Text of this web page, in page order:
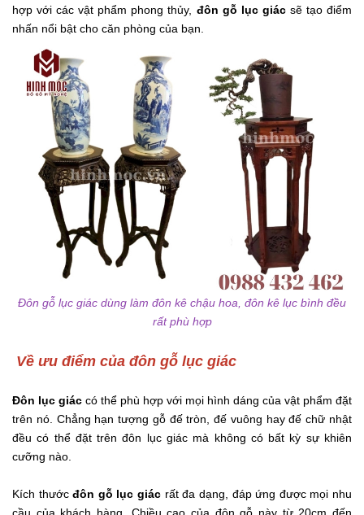
hợp với các vật phẩm phong thủy, đôn gỗ lục giácsẽ tạo điểm
nhấn nổi bật cho căn phòng của bạn.
Đôn gỗ lục giác dùng làm đôn kê chậu hoa, đôn kê lục bình đều
rất phù hợp
Về ưu điểm của đôn gỗ lục giác
Đôn lục giác có thể phù hợp với mọi hình dáng của vật phẩm đặt
trên nó. Chẳng hạn tượng gỗ đế tròn, đế vuông hay đế chữ nhật
đều có thể đặt trên đôn lục giác mà không có bất kỳ sự khiên
cưỡng nào.
Kích thướcđôn gỗ lục giác rất đa dạng, đáp ứng được mọi nhu
cầu của khách hàng. Chiều cao của đôn gỗ này từ 20cm đến